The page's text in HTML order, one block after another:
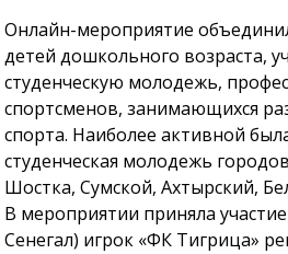
Онлайн-мероприятие
детей дошкольного возраста,
студенческую молодежь,
спортсменов, занимающихся
спорта. Наиболее активной
студенческая молодежь
Шостка, Сумской, Ахтырский,
В мероприятии приняла
Сенегал) игрок «ФК Тигрица»